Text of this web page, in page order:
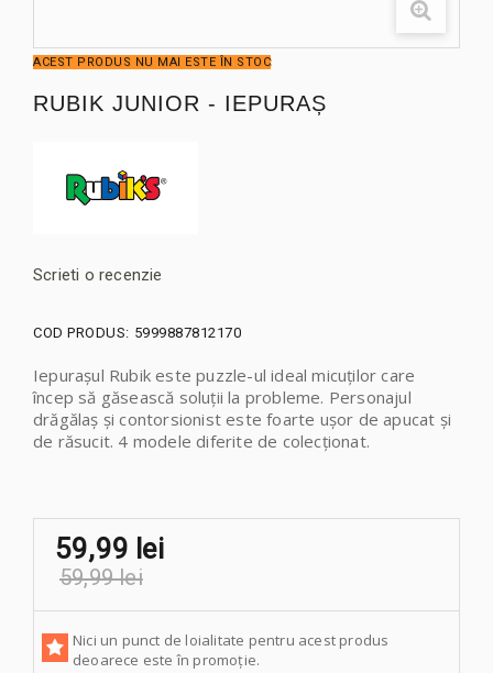
ACEST PRODUS NU MAI ESTE ÎN STOC
RUBIK JUNIOR - IEPURAȘ
Scrieti o recenzie
COD PRODUS: 5999887812170
Iepurașul Rubik este puzzle-ul ideal micuților care
încep să găsească soluții la probleme. Personajul
drăgălaș și contorsionist este foarte ușor de apucat și
de răsucit. 4 modele diferite de colecționat.
59,99 lei
59,99 lei
Nici un punct de loialitate pentru acest produs
deoarece este în promoție.